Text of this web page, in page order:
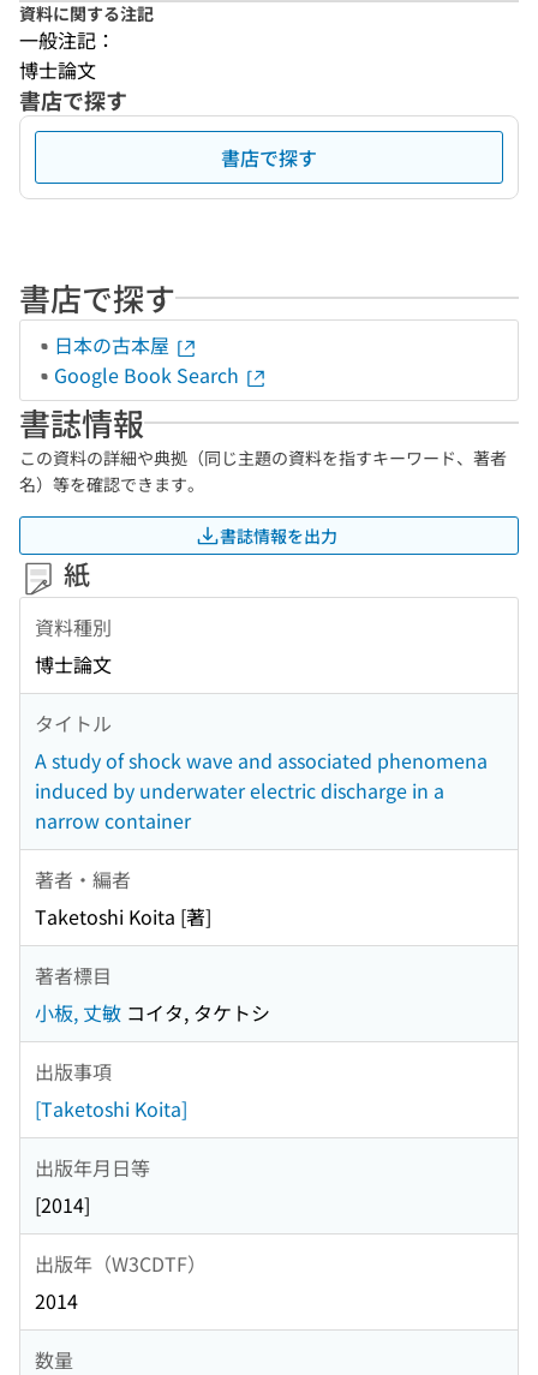
資料に関する注記
一般注記：
博士論文
書店で探す
書店で探す
書店で探す
日本の古本屋
Google Book Search
書誌情報
この資料の詳細や典拠（同じ主題の資料を指すキーワード、著者
名）等を確認できます。
書誌情報を出力
紙
資料種別
博士論文
タイトル
A study of shock wave and associated phenomena
induced by underwater electric discharge in a
narrow container
著者・編者
Taketoshi Koita [著]
著者標目
小板, 丈敏 コイタ, タケトシ
出版事項
[Taketoshi Koita]
出版年月日等
[2014]
出版年（W3CDTF）
2014
数量